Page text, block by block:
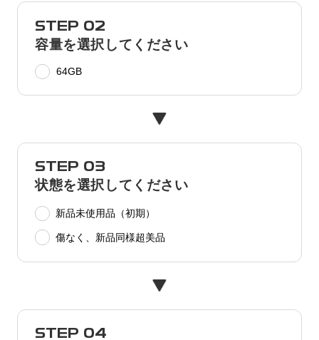
STEP 02
容量を選択してください
64GB
STEP 03
状態を選択してください
新品未使用品（初期）
傷なく、新品同様超美品
STEP 04